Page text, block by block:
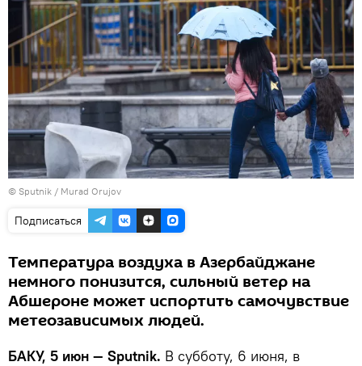
© Sputnik / Murad Orujov
Подписаться
Температура воздуха в Азербайджане
немного понизится, сильный ветер на
Абшероне может испортить самочувствие
метеозависимых людей.
БАКУ, 5 июн — Sputnik. В субботу, 6 июня, в